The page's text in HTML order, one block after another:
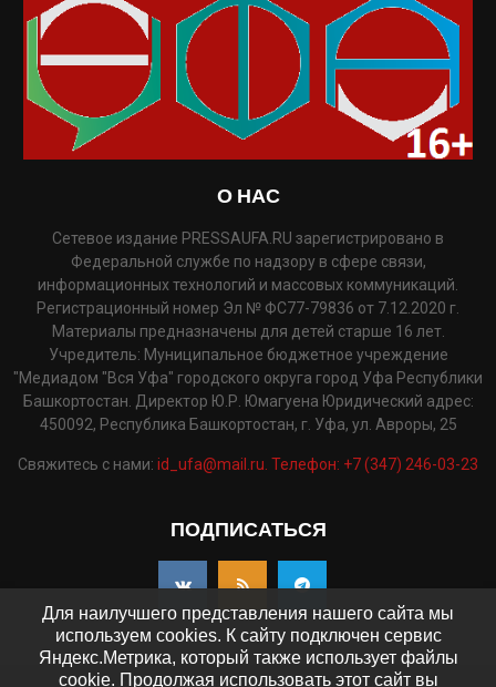
О НАС
Сетевое издание PRESSAUFA.RU зарегистрировано в
Федеральной службе по надзору в сфере связи,
информационных технологий и массовых коммуникаций.
Регистрационный номер Эл № ФС77-79836 от 7.12.2020 г.
Материалы предназначены для детей старше 16 лет.
Учредитель: Муниципальное бюджетное учреждение
"Медиадом "Вся Уфа" городского округа город Уфа Республики
Башкортостан. Директор Ю.Р. Юмагуена Юридический адрес:
450092, Республика Башкортостан, г. Уфа, ул. Авроры, 25
Свяжитесь с нами: id_ufa@mail.ru. Телефон: +7 (347) 246-03-23
ПОДПИСАТЬСЯ
Для наилучшего представления нашего сайта мы
используем cookies. К сайту подключен сервис
Яндекс.Метрика, который также использует файлы
cookie. Продолжая использовать этот сайт вы